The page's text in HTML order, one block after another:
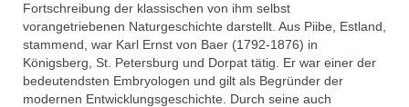
Fortschreibung der klassischen von ihm selbst
vorangetriebenen Naturgeschichte darstellt. Aus Piibe, Estland,
stammend, war Karl Ernst von Baer (1792-1876) in
Königsberg, St. Petersburg und Dorpat tätig. Er war einer der
bedeutendsten Embryologen und gilt als Begründer der
modernen Entwicklungsgeschichte. Durch seine auch